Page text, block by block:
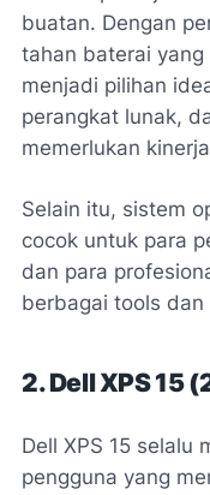
buatan. Dengan
tahan baterai
menjadi pilihan
perangkat lunak,
memerlukan
Selain itu, sistem
cocok untuk para
dan para
berbagai tools
2. Dell XPS 15
Dell XPS 15 selalu
pengguna yang